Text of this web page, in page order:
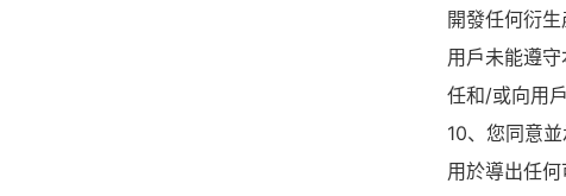
開發任何衍
用戶未能遵
任和/或向用
10、您同意
用於導出任何